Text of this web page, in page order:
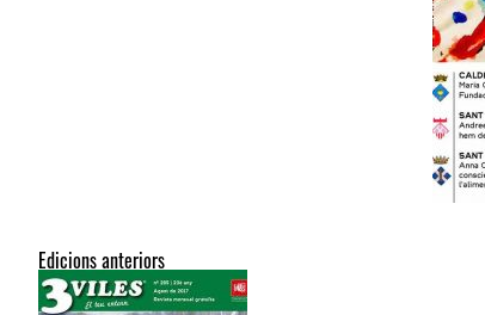
Edicions anteriors